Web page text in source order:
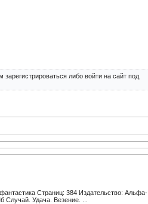
либо войти на сайт под
Страниц: 384 Издательство: Альфа-
Удача. Везение. ...